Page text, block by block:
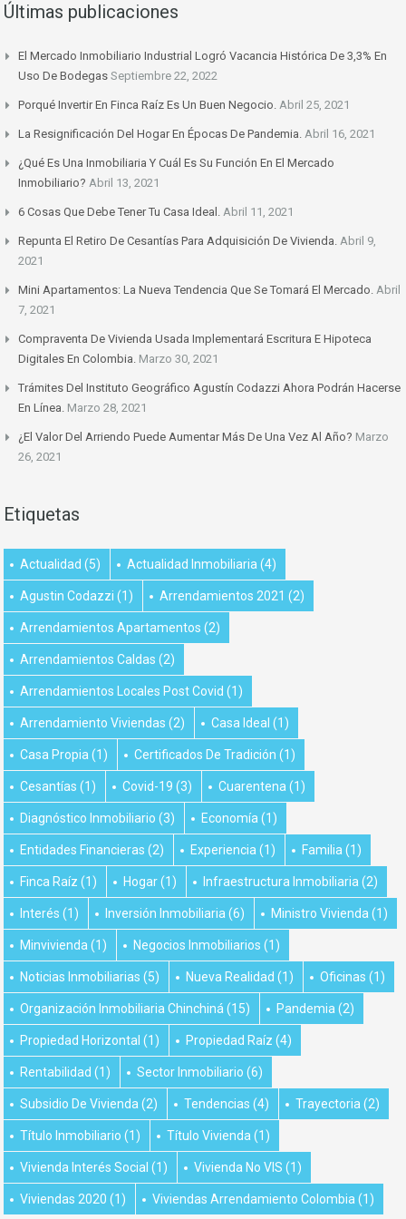
Últimas publicaciones
El Mercado Inmobiliario Industrial Logró Vacancia Histórica De 3,3% En
Uso De Bodegas Septiembre 22, 2022
Porqué Invertir En Finca Raíz Es Un Buen Negocio. Abril 25, 2021
La Resignificación Del Hogar En Épocas De Pandemia. Abril 16, 2021
¿Qué Es Una Inmobiliaria Y Cuál Es Su Función En El Mercado
Inmobiliario? Abril 13, 2021
6 Cosas Que Debe Tener Tu Casa Ideal. Abril 11, 2021
Repunta El Retiro De Cesantías Para Adquisición De Vivienda. Abril 9,
2021
Mini Apartamentos: La Nueva Tendencia Que Se Tomará El Mercado. Abril
7, 2021
Compraventa De Vivienda Usada Implementará Escritura E Hipoteca
Digitales En Colombia. Marzo 30, 2021
Trámites Del Instituto Geográfico Agustín Codazzi Ahora Podrán Hacerse
En Línea. Marzo 28, 2021
¿El Valor Del Arriendo Puede Aumentar Más De Una Vez Al Año? Marzo
26, 2021
Etiquetas
Actualidad (5) Actualidad Inmobiliaria (4)
Agustin Codazzi (1) Arrendamientos 2021 (2)
Arrendamientos Apartamentos (2)
Arrendamientos Caldas (2)
Arrendamientos Locales Post Covid (1)
Arrendamiento Viviendas (2) Casa Ideal (1)
Casa Propia (1) Certificados De Tradición (1)
Cesantías (1) Covid-19 (3) Cuarentena (1)
Diagnóstico Inmobiliario (3) Economía (1)
Entidades Financieras (2) Experiencia (1) Familia (1)
Finca Raíz (1) Hogar(1) Infraestructura Inmobiliaria (2)
Interés (1) Inversión Inmobiliaria (6) Ministro Vivienda (1)
Minvivienda (1) Negocios Inmobiliarios (1)
Noticias Inmobiliarias (5) Nueva Realidad (1) Oficinas (1)
Organización Inmobiliaria Chinchiná (15) Pandemia (2)
Propiedad Horizontal (1) Propiedad Raíz (4)
Rentabilidad (1) Sector Inmobiliario (6)
Subsidio De Vivienda (2) Tendencias (4) Trayectoria (2)
Título Inmobiliario (1) Título Vivienda (1)
Vivienda Interés Social (1) Vivienda No VIS (1)
Viviendas 2020 (1) Viviendas Arrendamiento Colombia (1)